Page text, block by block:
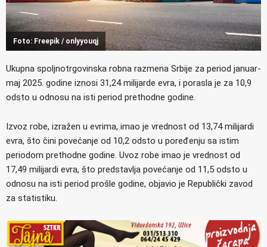
Foto: Freepik / onlyyouqj
Ukupna spoljnotrgovinska robna razmena Srbije za period januar-
maj 2025. godine iznosi 31,24 milijarde evra, i porasla je za 10,9
odsto u odnosu na isti period prethodne godine.
Izvoz robe, izražen u evrima, imao je vrednost od 13,74 milijardi
evra, što čini povećanje od 10,2 odsto u poređenju sa istim
periodom prethodne godine. Uvoz robe imao je vrednost od
17,49 milijardi evra, što predstavlja povećanje od 11,5 odsto u
odnosu na isti period prošle godine, objavio je Republički zavod
za statistiku.